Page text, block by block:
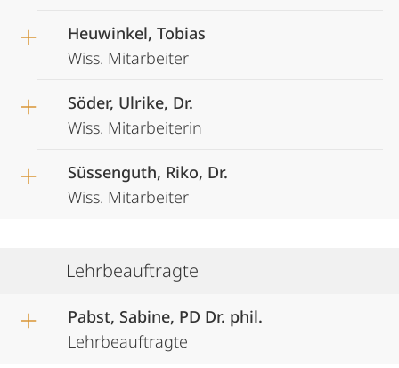
Heuwinkel, Tobias
Wiss. Mitarbeiter
Söder, Ulrike, Dr.
Wiss. Mitarbeiterin
Süssenguth, Riko, Dr.
Wiss. Mitarbeiter
Lehrbeauftragte
Pabst, Sabine, PD Dr. phil.
Lehrbeauftragte